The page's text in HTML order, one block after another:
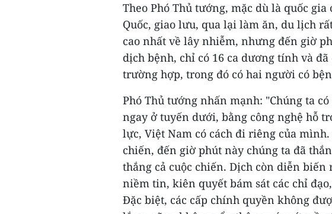
Theo Phó Thủ tướng, mặc dù là quốc
Quốc, giao lưu, qua lại làm ăn, du lịch
cao nhất về lây nhiễm, nhưng đến giờ
dịch bệnh, chỉ có 16 ca dương tính và
trường hợp, trong đó có hai người có
Phó Thủ tướng nhấn mạnh: "Chúng ta
ngay ở tuyến dưới, bằng công nghệ hỗ
lực, Việt Nam có cách đi riêng của
chiến, đến giờ phút này chúng ta đã
thắng cả cuộc chiến. Dịch còn diễn
niềm tin, kiên quyết bám sát các chỉ
Đặc biệt, các cấp chính quyền không